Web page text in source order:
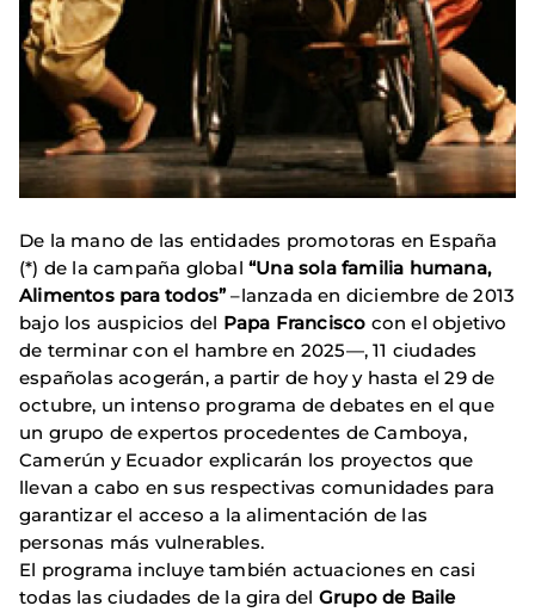
De la mano de las entidades promotoras en España
(*) de la campaña global “Una sola familia humana,
Alimentos para todos”–lanzada en diciembre de 2013
bajo los auspicios del Papa Francisco con el objetivo
de terminar con el hambre en 2025—, 11 ciudades
españolas acogerán, a partir de hoy y hasta el 29 de
octubre, un intenso programa de debates en el que
un grupo de expertos procedentes de Camboya,
Camerún y Ecuador explicarán los proyectos que
llevan a cabo en sus respectivas comunidades para
garantizar el acceso a la alimentación de las
personas más vulnerables.
El programa incluye también actuaciones en casi
todas las ciudades de la gira del Grupo de Baile